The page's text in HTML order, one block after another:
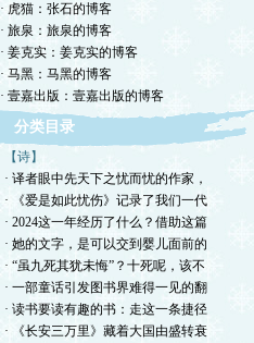
· 虎猫：张石的博客
· 旅泉：旅泉的博客
· 姜克实：姜克实的博客
· 马黑：马黑的博客
· 壹嘉出版：壹嘉出版的博客
分类目录
【诗】
· 译者眼中先天下之忧而忧的作家，
· 《爱是如此忧伤》记录了我们一代
· 2024这一年经历了什么？借助这篇
· 她的文字，是可以交到婴儿面前的
· “虽九死其犹未悔”？十死呢，该不
· 一部童话引发图书界难得一见的翻
· 读书要读有趣的书：走这一条捷径
· 《长安三万里》藏着大国由盛转衰